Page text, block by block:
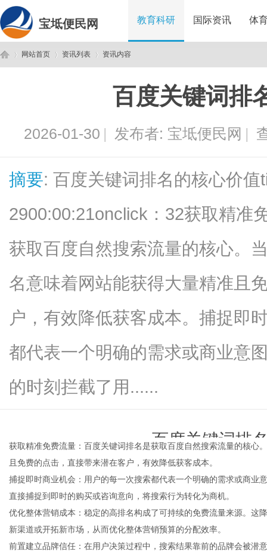
宝坻便民网 教育科研 国际资讯 体
网站首页 资讯列表 资讯内容
百度关键词排
2026-01-30 | 发布者: 宝坻便民网 |
摘要: 百度关键词排名的核心价值
2900:00:21onclick：32获取精准
获取百度自然搜索流量的核心。
名意味着网站能获得大量精准且
户，有效降低获客成本。捕捉即
都代表一个明确的需求或商业意
的时刻拦截了用......
百度关键词排
time： 2026-01-29
获取精准免费流量： 百度关键词排名是获取百度自然搜索流量的核心
且免费的点击，直接带来潜在客户，有效降低获客成本。
捕捉即时商业机会：用户的每一次搜索都代表一个明确的需求或商业
直接捕捉到即时的购买或咨询意向，将搜索行为转化为商机。
优化整体营销成本：稳定的高排名构成了可持续的免费流量来源。这
新渠道或开拓新市场，从而优化整体营销预算的分配效率。
前置建立品牌信任：在用户决策过程中，搜索结果靠前的品牌会被潜